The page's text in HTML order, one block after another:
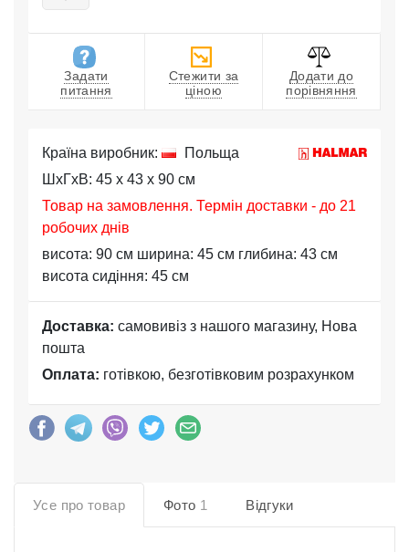
Задати
питання
Стежити за
ціною
Додати до
порівняння
Країна виробник:
Польща
ШхГхВ: 45 x 43 x 90 см
Товар на замовлення. Термін доставки - до 21
робочих днів
висота: 90 см ширина: 45 см глибина: 43 см
висота сидіння: 45 см
Доставка: самовивіз з нашого магазину, Нова
пошта
Оплата: готівкою, безготівковим розрахунком
Усе про товар Фото 1 Відгуки